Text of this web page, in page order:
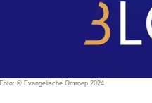
Foto: © Evangelische Omroep 2024